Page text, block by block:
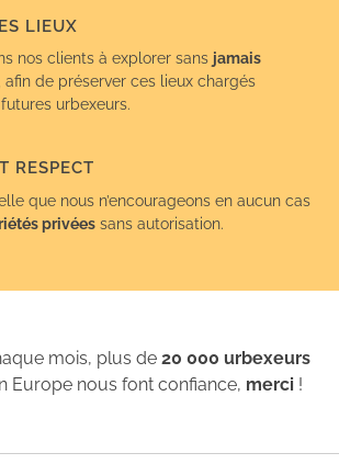
LIEUX
nos clients à explorer sans jamais
, afin de préserver ces lieux chargés
urbexeurs.
RESPECT
que nous n’encourageons en aucun cas
privées sans autorisation.
mois, plus de20 000 urbexeurs
Europe nous font confiance, merci !